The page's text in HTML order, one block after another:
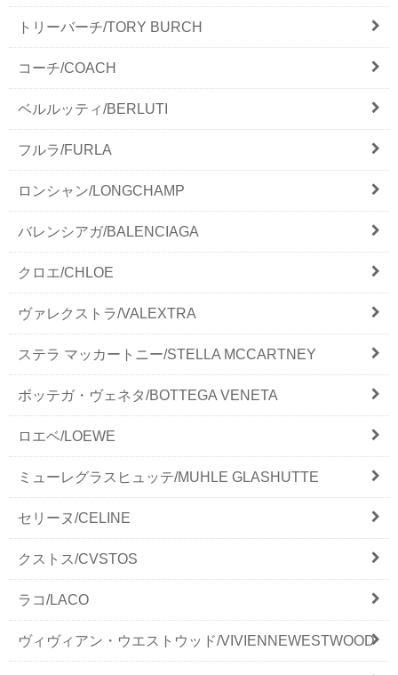
トリーバーチ/TORY BURCH
コーチ/COACH
ベルルッティ/BERLUTI
フルラ/FURLA
ロンシャン/LONGCHAMP
バレンシアガ/BALENCIAGA
クロエ/CHLOE
ヴァレクストラ/VALEXTRA
ステラ マッカートニー/STELLA MCCARTNEY
ボッテガ・ヴェネタ/BOTTEGA VENETA
ロエベ/LOEWE
ミューレグラスヒュッテ/MUHLE GLASHUTTE
セリーヌ/CELINE
クストス/CVSTOS
ラコ/LACO
ヴィヴィアン・ウエストウッド/VIVIENNEWESTWOOD